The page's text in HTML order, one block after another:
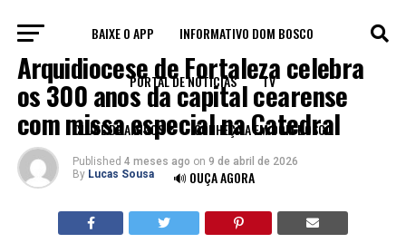
BAIXE O APP INFORMATIVO DOM BOSCO
PORTAL DE NOTÍCIAS TV
CLUBE DE AMIGOS CONHEÇA A FM DOM BOSCO
🔊 OUÇA AGORA
IGREJA
Arquidiocese de Fortaleza celebra
os 300 anos da capital cearense
com missa especial na Catedral
Published 4 meses ago on 9 de abril de 2026
By Lucas Sousa